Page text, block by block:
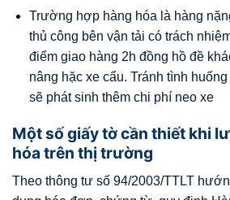
Trường hợp hàng hóa là hàng
thủ công bên vận tải có trách
điểm giao hàng 2h đồng hồ đề
nâng hặc xe cẩu. Tránh tình
sẽ phát sinh thêm chi phí neo xe
Một số giấy tờ cần thiết khi
hóa trên thị trường
Theo thông tư số 94/2003/TTLT